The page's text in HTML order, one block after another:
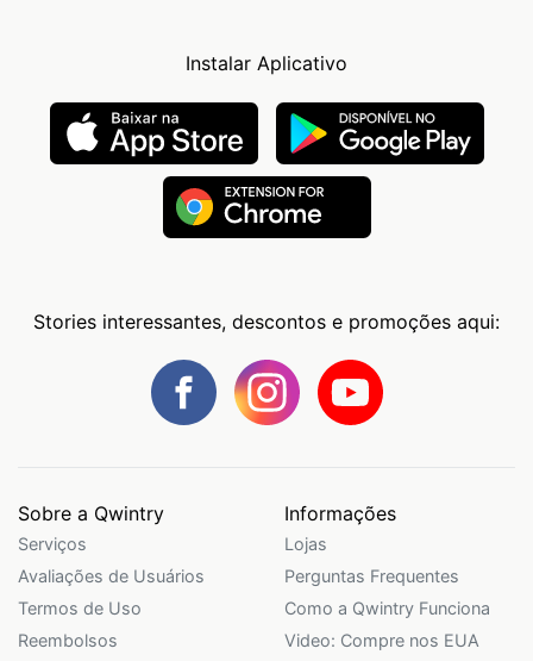
Instalar Aplicativo
Stories interessantes, descontos e promoções aqui:
Sobre a Qwintry
Serviços
Avaliações de Usuários
Termos de Uso
Reembolsos
Informações
Lojas
Perguntas Frequentes
Como a Qwintry Funciona
Video: Compre nos EUA